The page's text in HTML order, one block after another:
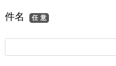
件名 任 意